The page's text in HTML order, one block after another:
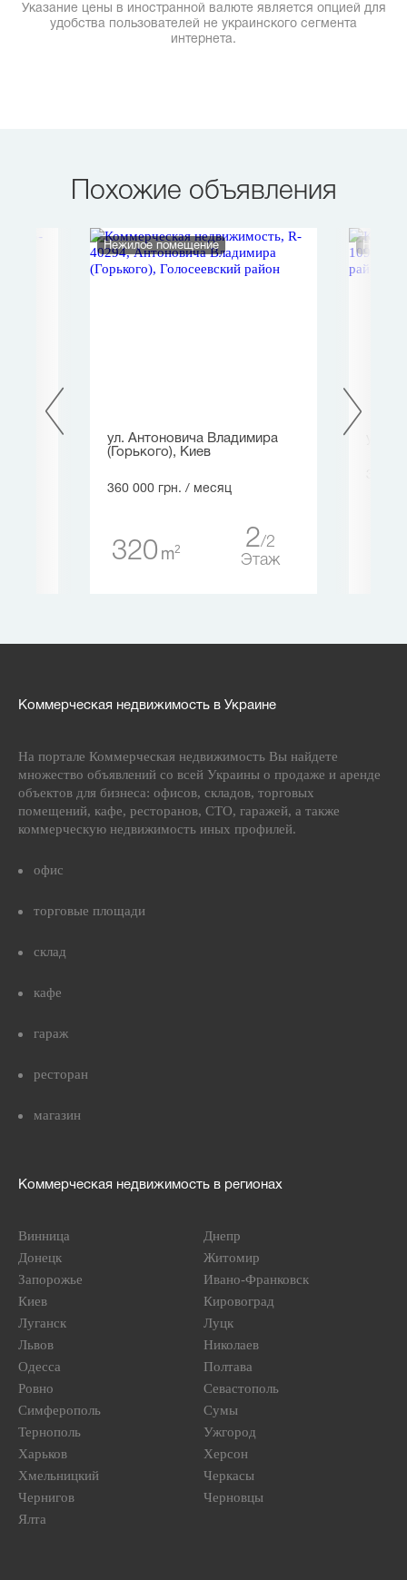
Указание цены в иностранной валюте является опцией для
удобства пользователей не украинского сегмента
интернета.
Похожие объявления
Нежилое помещение
ул. Антоновича Владимира
(Горького), Киев
360 000 грн. / месяц
320 m2 2 2
Этаж
Коммерческая недвижимость в Украине
На портале Коммерческая недвижимость Вы найдете
множество объявлений со всей Украины о продаже и аренде
объектов для бизнеса: офисов, складов, торговых
помещений, кафе, ресторанов, СТО, гаражей, а также
коммерческую недвижимость иных профилей.
офис
торговые площади
склад
кафе
гараж
ресторан
магазин
Коммерческая недвижимость в регионах
Винница
Днепр
Донецк
Житомир
Запорожье
Ивано-Франковск
Киев
Кировоград
Луганск
Луцк
Львов
Николаев
Одесса
Полтава
Ровно
Севастополь
Симферополь
Сумы
Тернополь
Ужгород
Харьков
Херсон
Хмельницкий
Черкасы
Чернигов
Черновцы
Ялта